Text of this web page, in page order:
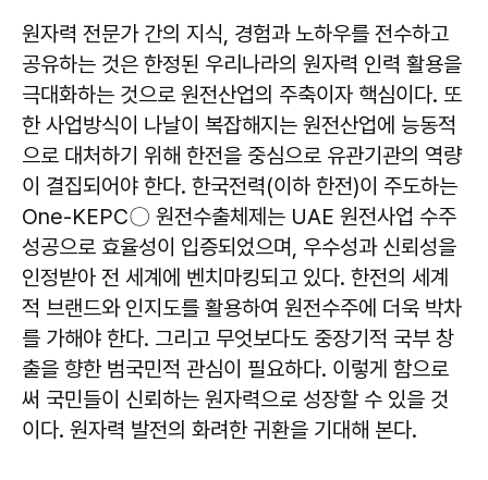
원자력 전문가 간의 지식, 경험과 노하우를 전수하고
공유하는 것은 한정된 우리나라의 원자력 인력 활용을
극대화하는 것으로 원전산업의 주축이자 핵심이다. 또
한 사업방식이 나날이 복잡해지는 원전산업에 능동적
으로 대처하기 위해 한전을 중심으로 유관기관의 역량
이 결집되어야 한다. 한국전력(이하 한전)이 주도하는
One-KEPC〇 원전수출체제는 UAE 원전사업 수주
성공으로 효율성이 입증되었으며, 우수성과 신뢰성을
인정받아 전 세계에 벤치마킹되고 있다. 한전의 세계
적 브랜드와 인지도를 활용하여 원전수주에 더욱 박차
를 가해야 한다. 그리고 무엇보다도 중장기적 국부 창
출을 향한 범국민적 관심이 필요하다. 이렇게 함으로
써 국민들이 신뢰하는 원자력으로 성장할 수 있을 것
이다. 원자력 발전의 화려한 귀환을 기대해 본다.